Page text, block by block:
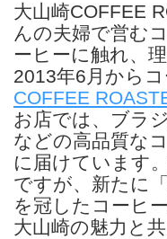
大山崎COFFEE
んの夫婦で営む
ーヒーに触れ、
2013年6月から
COFFEE
お店では、ブラ
などの高品質な
に届けています
ですが、新たに
を冠したコーヒ
大山崎の魅力と